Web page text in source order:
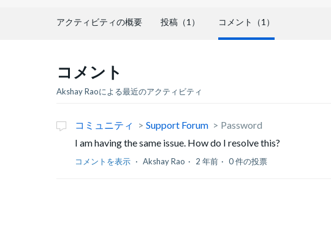
アクティビティの概要 投稿（1） コメント（1）
コメント
Akshay Raoによる最近のアクティビティ
コミュニティ Support Forum
Password
I am having the same issue. How do I resolve this?
コメントを表示 Akshay Rao 2 年前 0 件の投票